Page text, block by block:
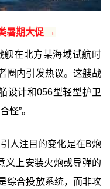
暑期大促 →
舰在北方某海域试航时
圈内引发热议。这艘战
设计和056型轻型护卫
怪”。
人注目的变化是在B炮
义上安装火炮或导弹的
综合投放系统，而非攻